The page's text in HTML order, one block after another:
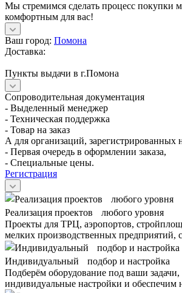
Мы стремимся сделать процесс покупки
комфортным для вас!
Ваш город: Помона
Доставка:
Пункты выдачи в г.Помона
Сопроводительная документация
- Выделенный менеджер
- Техническая поддержка
- Товар на заказ
А для организаций, зарегистрированных
- Первая очередь в оформлении заказа,
- Специальные цены.
Регистрация
Реализация проектов любого уровня
Проекты для ТРЦ, аэропортов,
мелких производственных предприятий,
Индивидуальный подбор и настройка
Подберём оборудование под ваши задачи,
индивидуальные настройки и